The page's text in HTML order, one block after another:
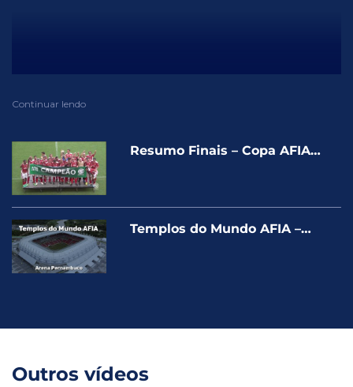
Continuar lendo
Resumo Finais – Copa AFIA
Templos do Mundo AFIA –
Outros vídeos